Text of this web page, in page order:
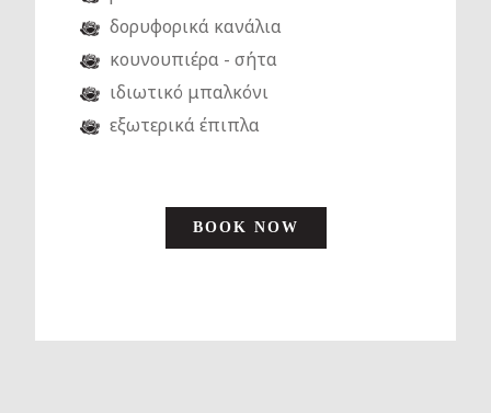
δορυφορικά κανάλια
κουνουπιέρα - σήτα
ιδιωτικό μπαλκόνι
εξωτερικά έπιπλα
BOOK NOW